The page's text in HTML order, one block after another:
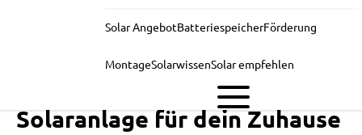
Solar AngebotBatteriespeicherFörderung
MontageSolarwissenSolar empfehlen
Solaranlage für dein Zuhause